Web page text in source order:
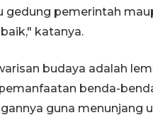
gedung pemerintah
katanya.
budaya adalah
benda-
guna menunjang